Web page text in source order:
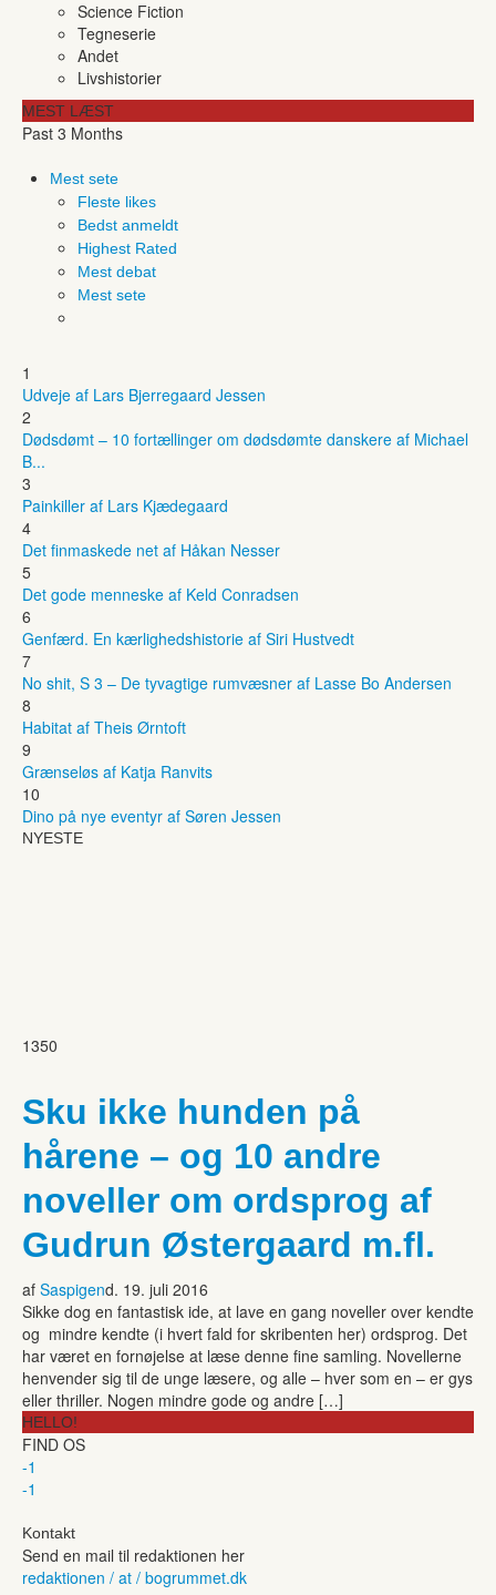
Science Fiction
Tegneserie
Andet
Livshistorier
MEST LÆST
Past 3 Months
Mest sete
Fleste likes
Bedst anmeldt
Highest Rated
Mest debat
Mest sete
1
Udveje af Lars Bjerregaard Jessen
2
Dødsdømt – 10 fortællinger om dødsdømte danskere af Michael
B...
3
Painkiller af Lars Kjædegaard
4
Det finmaskede net af Håkan Nesser
5
Det gode menneske af Keld Conradsen
6
Genfærd. En kærlighedshistorie af Siri Hustvedt
7
No shit, S 3 – De tyvagtige rumvæsner af Lasse Bo Andersen
8
Habitat af Theis Ørntoft
9
Grænseløs af Katja Ranvits
10
Dino på nye eventyr af Søren Jessen
NYESTE
1350
Sku ikke hunden på
hårene – og 10 andre
noveller om ordsprog af
Gudrun Østergaard m.fl.
af Saspigend. 19. juli 2016
Sikke dog en fantastisk ide, at lave en gang noveller over kendte
og mindre kendte (i hvert fald for skribenten her) ordsprog. Det
har været en fornøjelse at læse denne fine samling. Novellerne
henvender sig til de unge læsere, og alle – hver som en – er gys
eller thriller. Nogen mindre gode og andre […]
HELLO!
FIND OS
-1
-1
Kontakt
Send en mail til redaktionen her
redaktionen / at / bogrummet.dk